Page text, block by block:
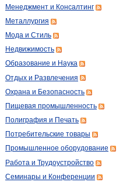
Менеджмент и Консалтинг
Металлургия
Мода и Стиль
Недвижимость
Образование и Наука
Отдых и Развлечения
Охрана и Безопасность
Пищевая промышленность
Полиграфия и Печать
Потребительские товары
Промышленное оборудование
Работа и Трудоустройство
Семинары и Конференции